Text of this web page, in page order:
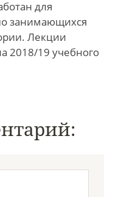
для
занимающихся
Лекции
2018/19 учебного